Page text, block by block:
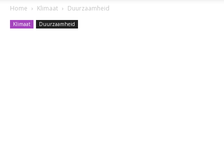
Home Klimaat Duurzaamheid
Klimaat Duurzaamheid